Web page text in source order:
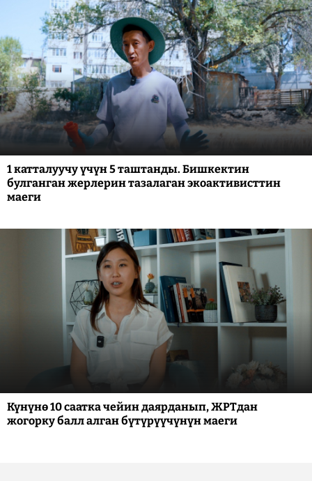
1 катталуучу үчүн 5 таштанды. Бишкектин
булганган жерлерин тазалаган экоактивисттин
маеги
Күнүнө 10 саатка чейин даярданып, ЖРТдан
жогорку балл алган бүтүрүүчүнүн маеги